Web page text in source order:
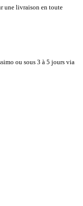
une livraison en toute
ou sous 3 à 5 jours via